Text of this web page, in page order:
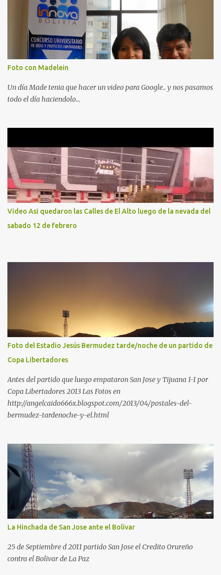
Foto con Madelein
Un día Made tenia que hacer un video para Google.. y nos pasamos
todo el día haciendolo...
Video Asi quedaron las Calles de El Alto luego de la nevada del
sabado 12 de febrero
Foto del Estadio Jesús Bermudez tarde/noche de un partido de
Copa Libertadores
Antes del partido que luego empataron San Jose y Tijuana 1-1 por
Copa Libertadores 2013 Las Fotos en
http://angelcaido666x.blogspot.com/2013/04/postales-del-
bermudez-tardenoche-y-el.html
La Hinchada de San Jose ante el Bolivar
25 de Septiembre d 2011 partido San Jose el Credito Orureño
contra el Bolivar de La Paz